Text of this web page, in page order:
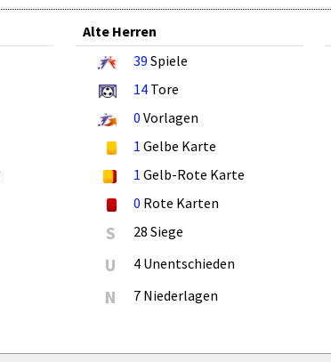
Alte Herren
39 Spiele
14Tore
0 Vorlagen
1 Gelbe Karte
1 Gelb-Rote Karte
0 Rote Karten
S 28 Siege
U 4 Unentschieden
N 7 Niederlagen